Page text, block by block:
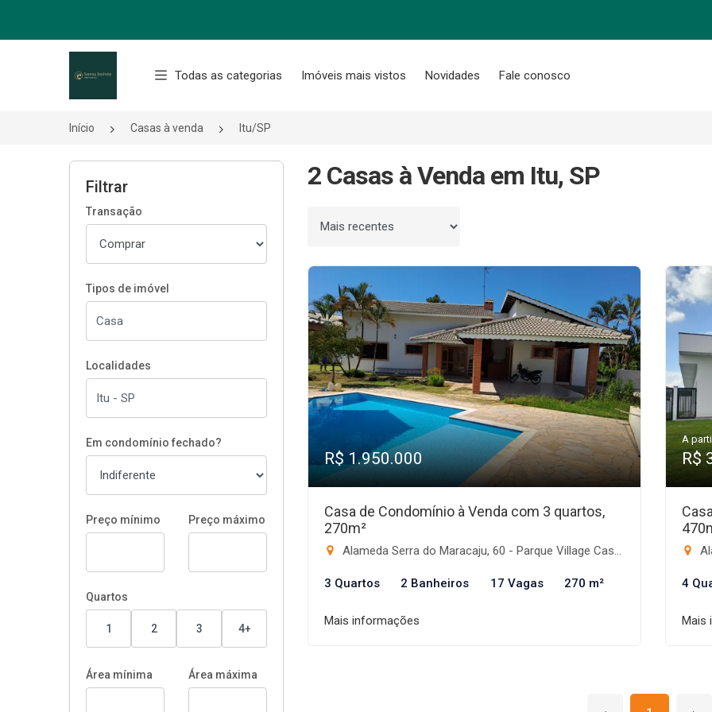
Todas as categorias Imóveis mais vistos Novidades Fale conosco
Início Casas à venda Itu/SP
Filtrar
Transação
Tipos de imóvel
Localidades
Em condomínio fechado?
Preço mínimo Preço máximo
Quartos
1 2 3 4+
Área mínima Área máxima
2 Casas à Venda em Itu, SP
Ordenar por
R$ 1.950.000
Casa de Condomínio à Venda com 3 quartos,
270m²
Alameda Serra do Maracaju, 60 - Parque Village Castelo, Itu-SP
3 Quartos 2 Banheiros 17 Vagas 270 m²
Mais informações
A
R$
4
Mais